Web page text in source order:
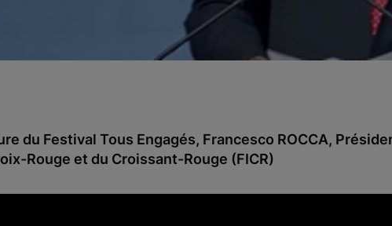
du Festival Tous Engagés, Francesco ROCCA,
Rouge et du Croissant-Rouge (FICR)